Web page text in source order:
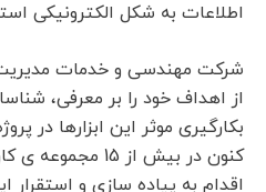
اطلاعات به شکل الکترونیکی
شرکت مهندسی و خدمات مدیریت
از اهداف خود را بر معرفی،
بکارگیری موثر این ابزارها در
کنون در بیش از
اقدام به پیاده سازی و